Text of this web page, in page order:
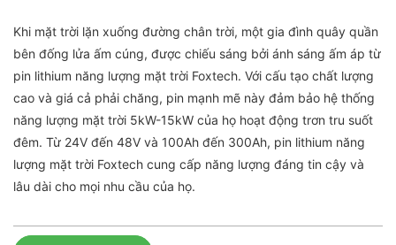
Khi mặt trời lặn xuống đường chân trời, một gia đình quây quần
bên đống lửa ấm cúng, được chiếu sáng bởi ánh sáng ấm áp từ
pin lithium năng lượng mặt trời Foxtech. Với cấu tạo chất lượng
cao và giá cả phải chăng, pin mạnh mẽ này đảm bảo hệ thống
năng lượng mặt trời 5kW-15kW của họ hoạt động trơn tru suốt
đêm. Từ 24V đến 48V và 100Ah đến 300Ah, pin lithium năng
lượng mặt trời Foxtech cung cấp năng lượng đáng tin cậy và
lâu dài cho mọi nhu cầu của họ.